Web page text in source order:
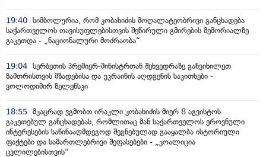
19:40 სიმბოლურია, რომ კობახიძის მოღალატეობრივი განცხადება
საქართველოს თავისუფლებისთვის შეწირული გმირების მემორიალზე
გაკეთდა - „ნაციონალური მოძრაობა“
19:04 სერბეთის პრემიერ-მინისტრთან შეხვედრაზე განვიხილეთ
ზამთრისთვის მზადებისა და უკრაინის აღდგენის საკითხები -
ვოლოდიმირ ზელენსკი
18:55 მკაცრად ვგმობთ ირაკლი კობახიძის მიერ 8 აგვისტოს
გაკეთებულ განცხადებას, რომლითაც მან საქართველოს ეროვნული
ინტერესების საწინააღმდეგოდ შეგნებულად გააყალბა ისტორიული
ფაქტები და სამართლებრივი შეფასებები - „კოალიცია
ცვლილებისთვის“